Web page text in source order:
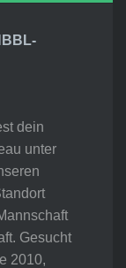
dein
unter
Gesucht
2010,